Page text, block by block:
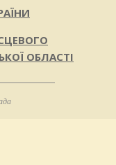
ОБЛАСТІ